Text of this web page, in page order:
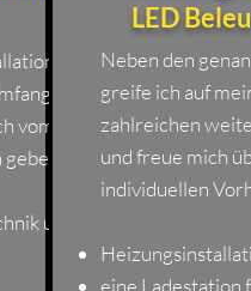
vom
gebe
und
LED
Neben den
greife ich auf
zahlreichen
und freue mich
individuellen
eine Ladestation